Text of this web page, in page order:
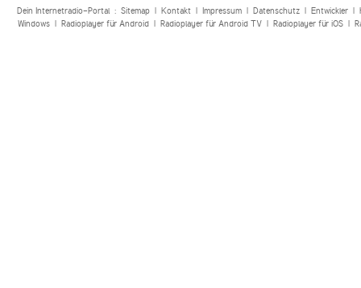
Dein Internetradio-Portal : Sitemap| Kontakt| Impressum| Datenschutz| Entwickler|
Windows| Radioplayer für Android| Radioplayer für Android TV| Radioplayer für iOS|